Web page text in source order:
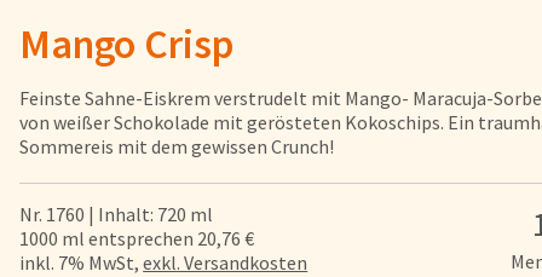
Über uns
Presse & News
Rezepte
Karriere
FAQs
Mango Crisp
Feinste Sahne-Eiskrem verstrudelt mit Mango- Maracuja-
von weißer Schokolade mit gerösteten Kokoschips. Ein
Sommereis mit dem gewissen Crunch!
Nr. 1760 | Inhalt: 720 ml
1000 ml entsprechen 20,76 €
inkl. 7% MwSt,exkl. Versandkosten